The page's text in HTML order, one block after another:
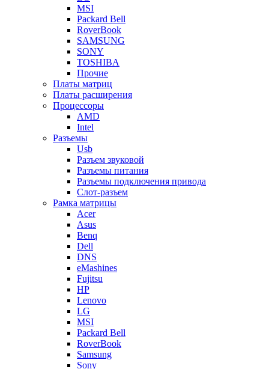
MSI
Packard Bell
RoverBook
SAMSUNG
SONY
TOSHIBA
Прочие
Платы матриц
Платы расширения
Процессоры
AMD
Intel
Разъемы
Usb
Разъем звуковой
Разъемы питания
Разъемы подключения привода
Слот-разъем
Рамка матрицы
Acer
Asus
Benq
Dell
DNS
eMashines
Fujitsu
HP
Lenovo
LG
MSI
Packard Bell
RoverBook
Samsung
Sony